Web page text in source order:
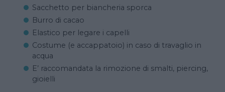
Sacchetto per biancheria sporca
Burro di cacao
Elastico per legare i capelli
Costume (e accappatoio) in caso di travaglio in
acqua
E’ raccomandata la rimozione di smalti, piercing,
gioielli